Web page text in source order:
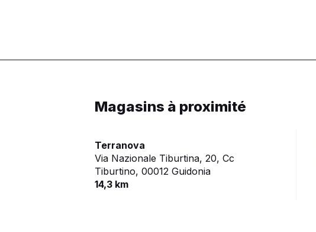
Magasins à proximité
Terranova
Via Nazionale Tiburtina, 20, Cc
Tiburtino, 00012 Guidonia
14,3 km